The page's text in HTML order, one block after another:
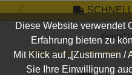
Zum Hauptinhalt springen
DEIN SHOP FÜR SPIEL,
Diese Website verwendet
Erfahrung bieten zu
Mit Klick auf „[Zustimmen /
Sie Ihre Einwilligung